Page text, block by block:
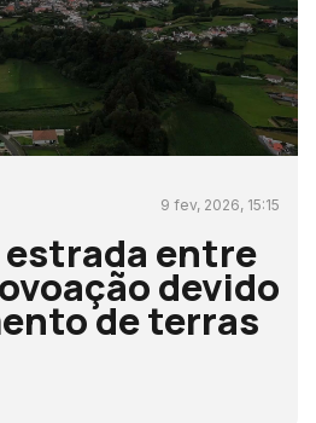
9 fev, 2026, 15:15
estrada entre
devido
de terras